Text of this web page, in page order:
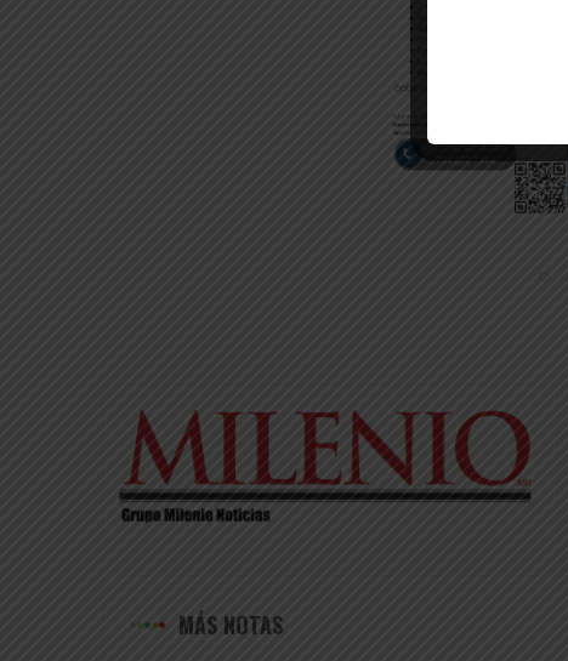
MÁS NOTAS